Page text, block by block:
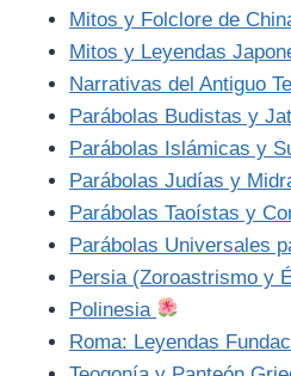
Mitos y Folclore de
Mitos y Leyendas
Narrativas del Antiguo
Parábolas Budistas y
Parábolas Islámicas y
Parábolas Judías y
Parábolas Taoístas y
Parábolas Universales
Persia (Zoroastrismo y
Polinesia
Roma: Leyendas